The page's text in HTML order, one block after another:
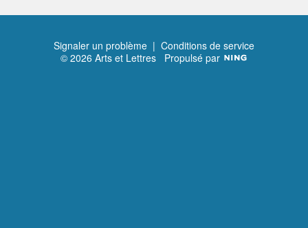
Signaler un problème | Conditions de service
© 2026 Arts et Lettres Propulsé par